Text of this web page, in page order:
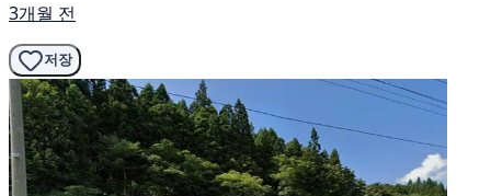
3개월 전
저장